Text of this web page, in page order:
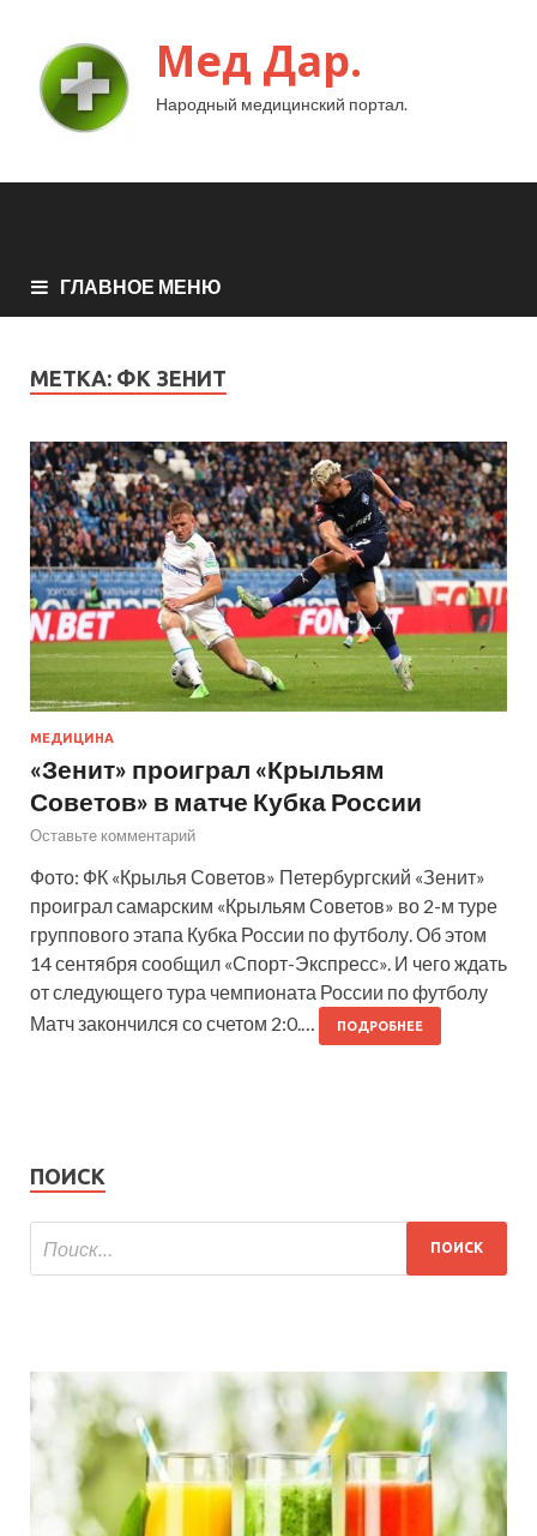
Мед Дар.
Народный медицинский портал.
ГЛАВНОЕ МЕНЮ
МЕТКА: ФК ЗЕНИТ
МЕДИЦИНА
«Зенит» проиграл «Крыльям
Советов» в матче Кубка России
Оставьте комментарий
Фото: ФК «Крылья Советов» Петербургский «Зенит»
проиграл самарским «Крыльям Советов» во 2-м туре
группового этапа Кубка России по футболу. Об этом
14 сентября сообщил «Спорт-Экспресс». И чего ждать
от следующего тура чемпионата России по футболу
Матч закончился со счетом 2:0.…
ПОДРОБНЕЕ
ПОИСК